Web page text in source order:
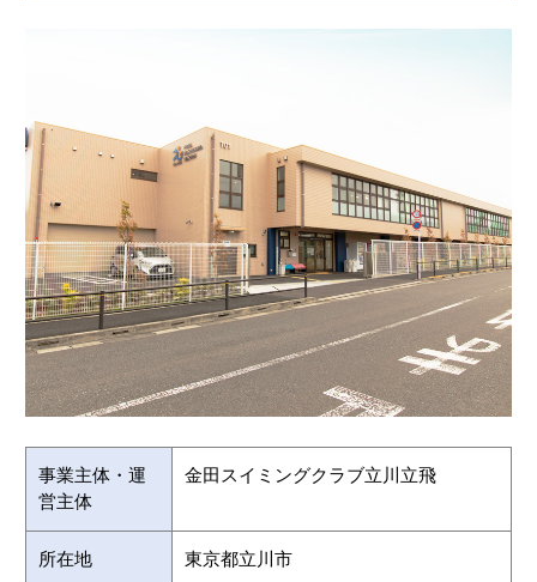
事業主体・運
営主体
金田スイミングクラブ立川立飛
所在地 東京都立川市